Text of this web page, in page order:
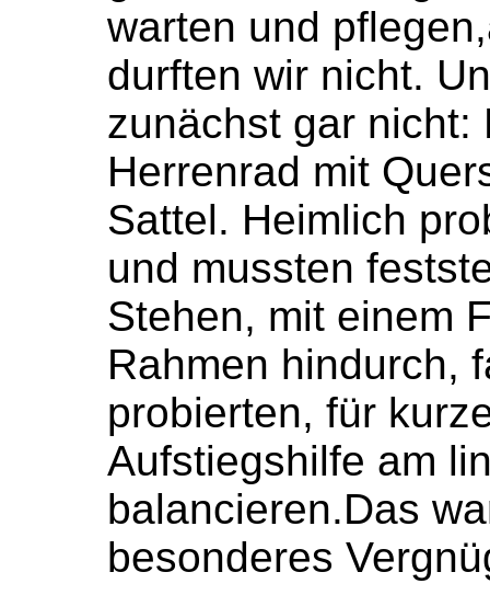
warten und
durften wir nicht.
zunächst gar nicht:
Herrenrad mit
Sattel. Heimlich
und mussten
Stehen, mit einem
Rahmen hindurch,
probierten, für
Aufstiegshilfe am
balancieren.Das
besonderes